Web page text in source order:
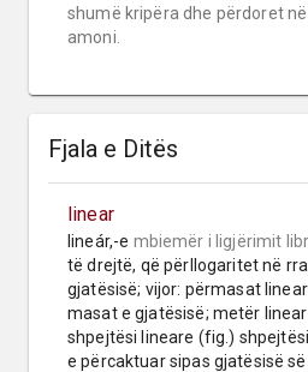
shumë kripëra dhe përdoret
amoni.
Fjala e Ditës
linear
lineár,-e mbiemër i ligjërimit
të drejtë, që përllogaritet në
gjatësisë; vijor: përmasat
masat e gjatësisë; metër
shpejtësi lineare (fig.)
e përcaktuar sipas gjatësisë